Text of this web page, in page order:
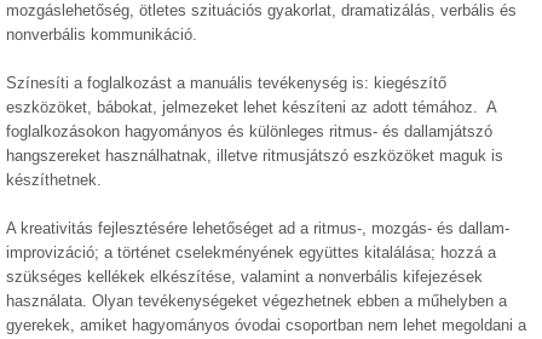
mozgáslehetőség, ötletes szituációs gyakorlat, dramatizálás, verbális és
nonverbális kommunikáció.
Színesíti a foglalkozást a manuális tevékenység is: kiegészítő
eszközöket, bábokat, jelmezeket lehet készíteni az adott témához. A
foglalkozásokon hagyományos és különleges ritmus- és dallamjátszó
hangszereket használhatnak, illetve ritmusjátszó eszközöket maguk is
készíthetnek.
A kreativitás fejlesztésére lehetőséget ad a ritmus-, mozgás- és dallam-
improvizáció; a történet cselekményének együttes kitalálása; hozzá a
szükséges kellékek elkészítése, valamint a nonverbális kifejezések
használata. Olyan tevékenységeket végezhetnek ebben a műhelyben a
gyerekek, amiket hagyományos óvodai csoportban nem lehet megoldani a